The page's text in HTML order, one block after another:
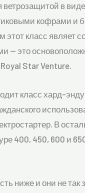
в
кофрами и
класс
— это
Star Venture.
класс хард-
В
400, 450, 600 и
ниже и они не